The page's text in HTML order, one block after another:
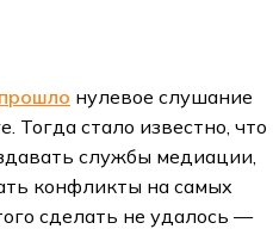
прошло нулевое слушание
Тогда стало известно, что
службы медиации,
конфликты на самых
сделать не удалось —